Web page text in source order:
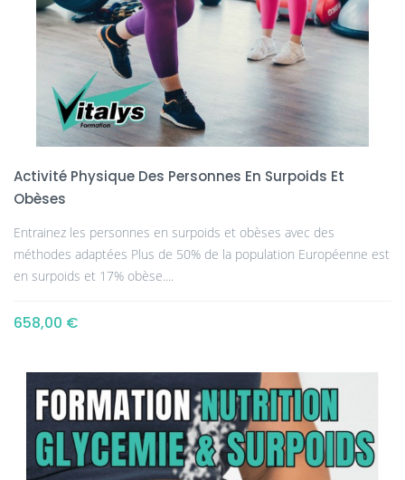
Activité Physique Des Personnes En Surpoids Et
Obèses
Entrainez les personnes en surpoids et obèses avec des
méthodes adaptées Plus de 50% de la population Européenne est
en surpoids et 17% obèse....
658,00 €